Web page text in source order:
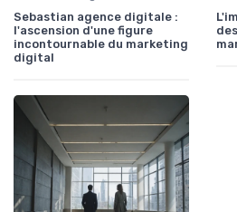
Sebastian agence digitale :
l'ascension d'une figure
incontournable du marketing
digital